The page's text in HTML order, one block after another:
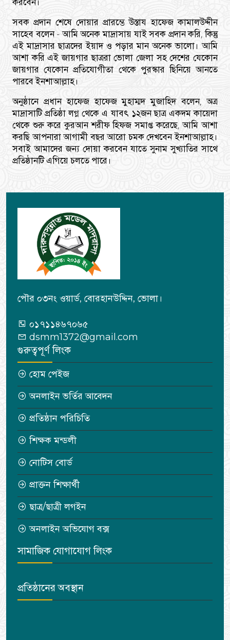
সবক প্রদান শেষে দোয়ার প্রারম্ভে উস্তায হাফেজ কামালউদ্দীন
সাহেব বলেন - আমি অনেক মাদ্রাসায় যাই সবক প্রদান করি, কিন্তু
এই মাদ্রাসার ছাত্রদের ইয়াদ ও পড়ার মান অনেক ভালো। আমি
আশা করি এই জায়গার ছাত্ররা ভোলা জেলা সহ দেশের যেকোন
জায়গার যেকোন প্রতিযোগীতা থেকে পুরস্কার ছিনিয়ে আনতে
পারবে ইনশাআল্লাহ।
অনুষ্ঠানে প্রধান হাফেজ হাফেজ মুহাম্মদ মুজাহিদ বলেন, অত্র
মাদ্রাসাটি প্রতিষ্ঠা লগ্ন থেকে এ যাবৎ ১২জন ছাত্র একদম কায়েদা
থেকে শুরু করে কুরআন শরীফ হিফজ সমাপ্ত করেছে, আমি আশা
করছি আপনারা আগামী বছর আরো চমক দেখবেন ইনশাআল্লাহ।
সবাই আমাদের জন্য দোয়া করবেন যাতে সুনাম সুখ্যাতির সাথে
প্রতিষ্ঠানটি এগিয়ে চলতে পারে।
পৌর ০৩নং ওয়ার্ড, বোরহানউদ্দিন, ভোলা।
০১৭১১৪৬৭০৬৫
dsmm1372@gmail.com
গুরুত্বপূর্ণ লিংক
হোম পেইজ
অনলাইন ভর্তির আবেদন
প্রতিষ্ঠান পরিচিতি
শিক্ষক মন্ডলী
নোটিস বোর্ড
প্রাক্তন শিক্ষার্থী
ছাত্র/ছাত্রী লগইন
অনলাইন অভিযোগ বক্স
সামাজিক যোগাযোগ লিংক
প্রতিষ্ঠানের অবস্থান